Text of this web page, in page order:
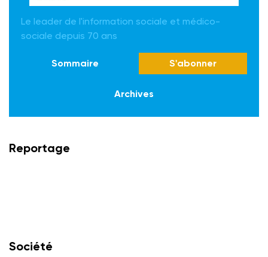
Le leader de l'information sociale et médico-
sociale depuis 70 ans
Sommaire S'abonner
Archives
Reportage
Société